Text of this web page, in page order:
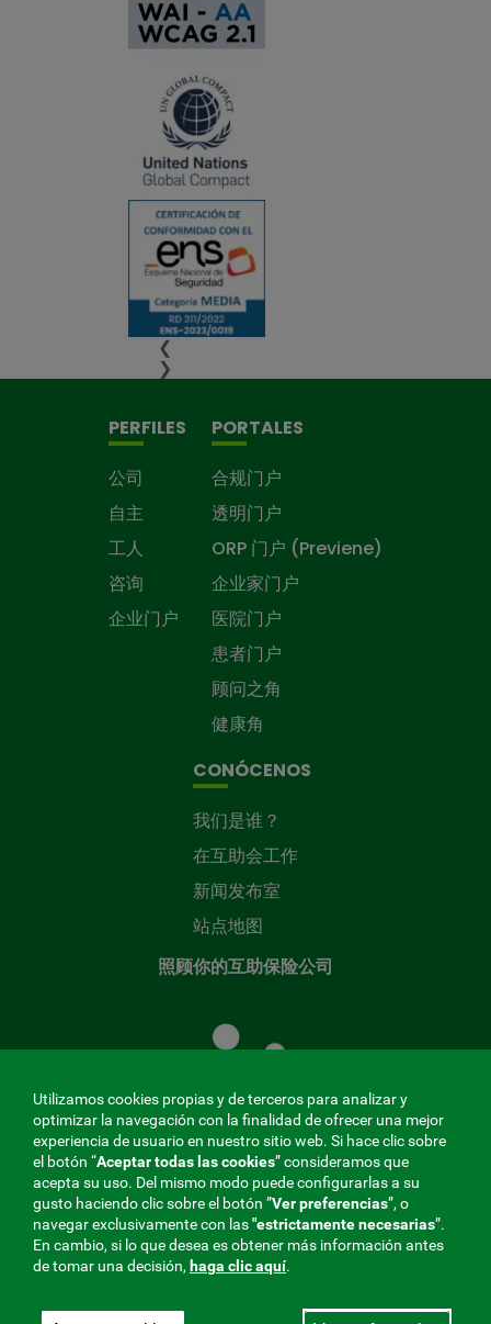
❮
❯
PERFILES
公司
自主
工人
咨询
企业门户
PORTALES
合规门户
透明门户
ORP 门户 (Previene)
企业家门户
医院门户
患者门户
顾问之角
健康角
CONÓCENOS
我们是谁？
在互助会工作
新闻发布室
站点地图
照顾你的互助保险公司
共
同
基
金
MENÚ
REDES
SOCIALES
Utilizamos cookies propias y de terceros para analizar y
optimizar la navegación con la finalidad de ofrecer una mejor
experiencia de usuario en nuestro sitio web. Si hace clic sobre
el botón “Aceptar todas las cookies” consideramos que
acepta su uso. Del mismo modo puede configurarlas a su
gusto haciendo clic sobre el botón ”Ver preferencias”, o
navegar exclusivamente con las"estrictamentenecesarias”.
En cambio, si lo que desea es obtener más información antes
de tomar una decisión, haga clic aquí.